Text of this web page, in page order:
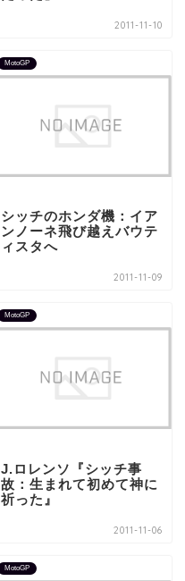
2011-11-10
MotoGP
シッチのホンダ機：イア
ンノーネ飛び越えバウテ
ィスタへ
2011-11-09
MotoGP
J.ロレンソ『シッチ事
故：生まれて初めて神に
祈った』
2011-11-06
MotoGP